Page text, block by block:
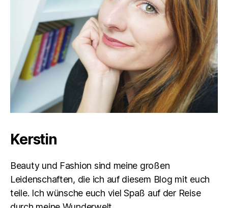
Kerstin
Beauty und Fashion sind meine großen
Leidenschaften, die ich auf diesem Blog mit euch
teile. Ich wünsche euch viel Spaß auf der Reise